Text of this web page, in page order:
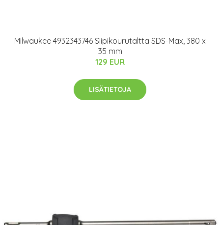
Milwaukee 4932343746 Siipikourutaltta SDS-Max, 380 x
35 mm
129 EUR
LISÄTIETOJA